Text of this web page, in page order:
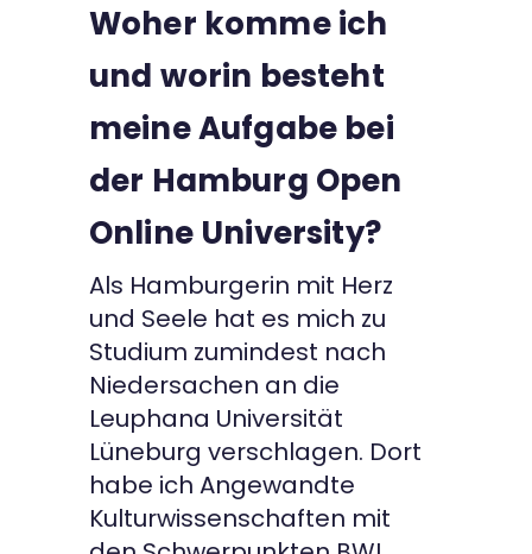
Woher komme ich
und worin besteht
meine Aufgabe bei
der Hamburg Open
Online University?
Als Hamburgerin mit Herz
und Seele hat es mich zu
Studium zumindest nach
Niedersachen an die
Leuphana Universität
Lüneburg verschlagen. Dort
habe ich Angewandte
Kulturwissenschaften mit